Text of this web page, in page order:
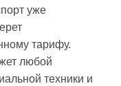
уже
тарифу.
любой
техники и